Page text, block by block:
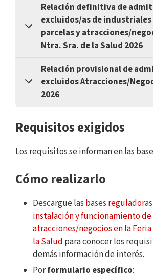
Relación definitiva de
excluidos/as de
parcelas y atracciones/
Ntra. Sra. de la Salud 2026
Relación provisional de
excluidos Atracciones/
2026
Requisitos exigidos
Los requisitos se informan en las
Cómo realizarlo
Descargue las bases
instalación y funcionamiento de
atracciones/negocios en la
la Salud para conocer los
demás información de interés.
Porformulario específico: